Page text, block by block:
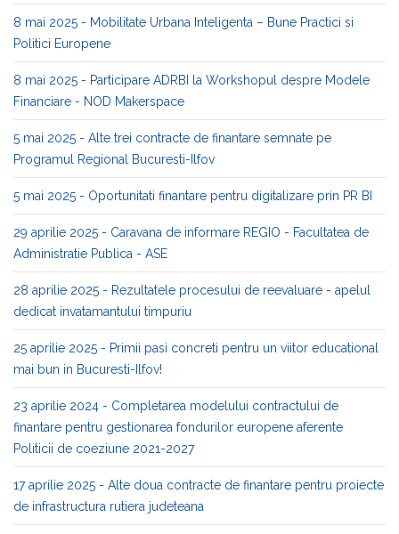
8 mai 2025 - Mobilitate Urbana Inteligenta – Bune Practici si
Politici Europene
8 mai 2025 - Participare ADRBI la Workshopul despre Modele
Financiare - NOD Makerspace
5 mai 2025 - Alte trei contracte de finantare semnate pe
Programul Regional Bucuresti-Ilfov
5 mai 2025 - Oportunitati finantare pentru digitalizare prin PR BI
29 aprilie 2025 - Caravana de informare REGIO - Facultatea de
Administratie Publica - ASE
28 aprilie 2025 - Rezultatele procesului de reevaluare - apelul
dedicat invatamantului timpuriu
25 aprilie 2025 - Primii pasi concreti pentru un viitor educational
mai bun in Bucuresti-Ilfov!
23 aprilie 2024 - Completarea modelului contractului de
finantare pentru gestionarea fondurilor europene aferente
Politicii de coeziune 2021-2027
17 aprilie 2025 - Alte doua contracte de finantare pentru proiecte
de infrastructura rutiera judeteana